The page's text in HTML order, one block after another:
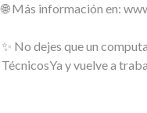
🌐 Más información en:
✨ No dejes que un
TécnicosYa y vuelve a